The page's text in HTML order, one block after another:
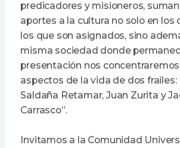
predicadores y misioneros,
aportes a la cultura no solo en los
los que son asignados, sino
misma sociedad donde
presentación nos
aspectos de la vida de dos
Saldaña Retamar, Juan Zurita y
Carrasco”.
Invitamos a la Comunidad